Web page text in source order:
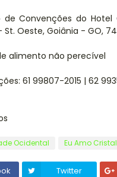
de Convenções do Hotel
St. Oeste, Goiânia - GO,
alimento não perecível
61 99807-2015 | 62
Ocidental Eu Amo
Twitter